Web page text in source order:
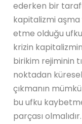
ederken bir
kapitalizmi aşma
etme olduğu
krizin
birikim rejiminin
noktadan
çıkmanın
bu ufku
parçası